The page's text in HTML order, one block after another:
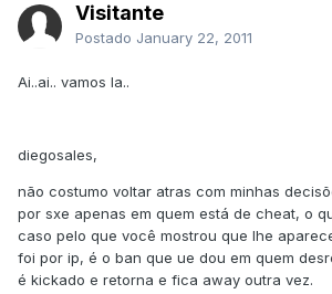
Visitante
Postado January 22, 2011
Ai..ai.. vamos la..
diegosales,
não costumo voltar atras com minhas
por sxe apenas em quem está de cheat, o
caso pelo que você mostrou que lhe
foi por ip, é o ban que ue dou em quem
é kickado e retorna e fica away outra vez.